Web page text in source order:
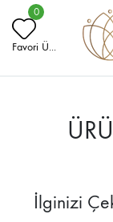
0
Favori Ü...
İlginizi